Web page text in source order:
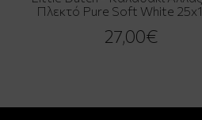
Πλεκτό Pure Soft White
27,00€